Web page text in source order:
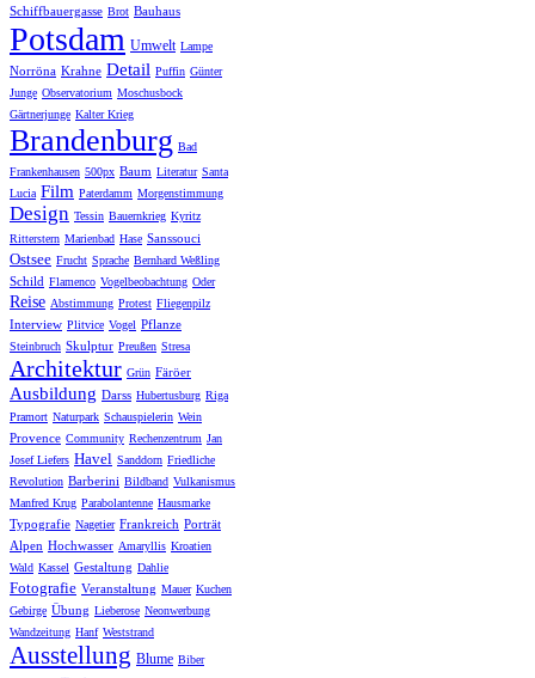
Schiffbauergasse Brot Bauhaus
Potsdam Umwelt Lampe
Norröna Krahne Detail Puffin Günter
Junge Observatorium Moschusbock
Gärtnerjunge Kalter Krieg
Brandenburg Bad
Frankenhausen 500px Baum Literatur Santa
Lucia Film Paterdamm Morgenstimmung
Design Tessin Bauernkrieg Kyritz
Ritterstern Marienbad Hase Sanssouci
Ostsee Frucht Sprache Bernhard Weßling
Schild Flamenco Vogelbeobachtung Oder
Reise Abstimmung Protest Fliegenpilz
Interview Plitvice Vogel Pflanze
Steinbruch Skulptur Preußen Stresa
Architektur Grün Färöer
Ausbildung Darss Hubertusburg Riga
Pramort Naturpark Schauspielerin Wein
Provence Community Rechenzentrum Jan
Josef Liefers Havel Sanddorn Friedliche
Revolution Barberini Bildband Vulkanismus
Manfred Krug Parabolantenne Hausmarke
Typografie Nagetier Frankreich Porträt
Alpen Hochwasser Amaryllis Kroatien
Wald Kassel Gestaltung Dahlie
Fotografie Veranstaltung Mauer Kuchen
Gebirge Übung Lieberose Neonwerbung
Wandzeitung Hanf Weststrand
Ausstellung Blume Biber